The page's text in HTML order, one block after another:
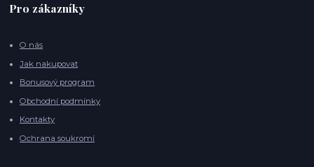
Pro zákazníky
O nás
Jak nakupovat
Bonusový program
Obchodní podmínky
Kontakty
Ochrana soukromí